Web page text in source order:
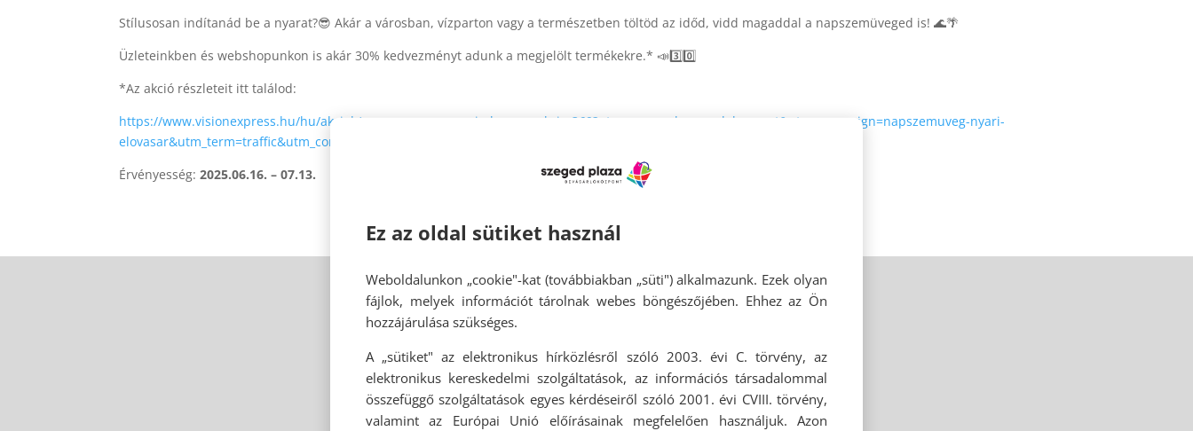
Stílusosan indítanád be a nyarat?😎 Akár a városban, vízparton vagy a természetben töltöd az időd, vidd magaddal a napszemüveged is! 🌊🌴
Üzleteinkben és webshopunkon is akár 30% kedvezményt adunk a megjelölt termékekre.* 📣3️⃣0️⃣
*Az akció részleteit itt találod:
https://www.visionexpress.hu/hu/akciok/napszemuveg-nyari-elovasar-akcio-369?utm_source=bevasarlokozpont&utm_campaign=napszemuveg-nyari-
elovasar&utm_term=traffic&utm_content=photo
Érvényesség:2025.06.16. – 07.13.
Ez az oldal sütiket használ
Weboldalunkon „cookie"-kat (továbbiakban „süti") alkalmazunk. Ezek olyan
fájlok, melyek információt tárolnak webes böngészőjében. Ehhez az Ön
hozzájárulása szükséges.
A „sütiket" az elektronikus hírközlésről szóló 2003. évi C. törvény, az
elektronikus kereskedelmi szolgáltatások, az információs társadalommal
összefüggő szolgáltatások egyes kérdéseiről szóló 2001. évi CVIII. törvény,
valamint az Európai Unió előírásainak megfelelően használjuk. Azon